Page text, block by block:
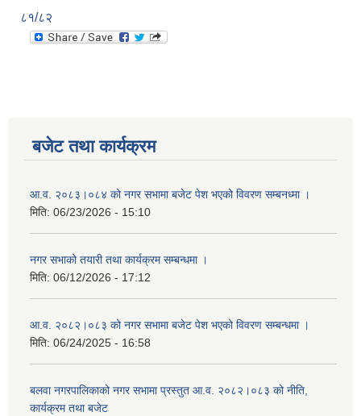
८१/८२
बजेट तथा कार्यक्रम
आ.व. २०८३।०८४ को नगर सभामा बजेट पेश भएको विवरण सम्बनध्मा ।
मिति: 06/23/2026 - 15:10
नगर सभाको तयारी तथा कार्यक्रम सम्बन्धमा ।
मिति: 06/12/2026 - 17:12
आ.व. २०८२।०८३ को नगर सभामा बजेट पेश भएको विवरण सम्बन्धमा ।
मिति: 06/24/2025 - 16:58
बलवा नगरपालिकाको नगर सभामा प्रस्तुत आ.व. २०८२।०८३ को नीति,
कार्यक्रम तथा बजेट